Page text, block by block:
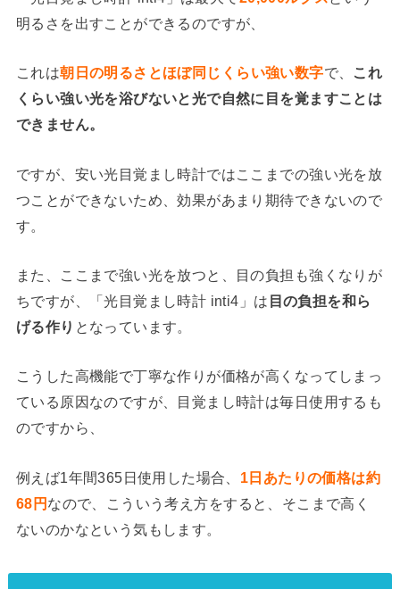
明るさを出すことができるのですが、
これは朝日の明るさとほぼ同じくらい強い数字で、 これ
くらい強い光を浴びないと光で自然に目を覚ますことは
できません。
ですが、安い光目覚まし時計ではここまでの強い光を放
つことができないため、効果があまり期待できないので
す。
また、ここまで強い光を放つと、目の負担も強くなりが
ちですが、「光目覚まし時計 inti4」は 目の負担を和ら
げる作り となっています。
こうした高機能で丁寧な作りが価格が高くなってしまっ
ている原因なのですが、目覚まし時計は毎日使用するも
のですから、
例えば1年間365日使用した場合、 1日あたりの価格は約
68円 なので、こういう考え方をすると、そこまで高く
ないのかなという気もします。